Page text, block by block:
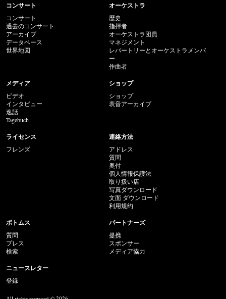
コンサート
コンサート
過去のコンサート
アーカイブ
データベース
世界地図
オーケストラ
歴史
指揮者
オーケストラ団員
マネジメント
レパートリーとオーケストラメンバ
ー
作曲者
メディア
ビデオ
インタビュー
逸話
Tagebuch
ショップ
ショップ
表音アーカイブ
ライセンス
フレンズ
連絡方法
アドレス
質問
奥付
個人情報保護法
取り扱い店
写真ダウンロード
文面 ダウンロード
利用规约
ボトムス
質問
プレス
検索
パートナーズ
提携
スポンサー
メディア協力
ニュースレター
登録